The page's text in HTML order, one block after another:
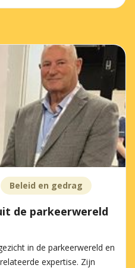
Beleid en gedrag
de parkeerwereld
in de parkeerwereld en
expertise. Zijn